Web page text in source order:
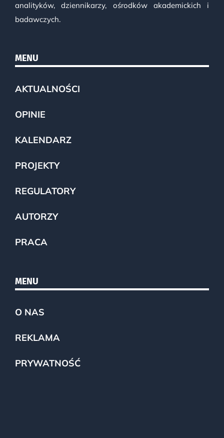
analityków, dziennikarzy, ośrodków akademickich i
badawczych.
MENU
AKTUALNOŚCI
OPINIE
KALENDARZ
PROJEKTY
REGULATORY
AUTORZY
PRACA
MENU
O NAS
REKLAMA
PRYWATNOŚĆ